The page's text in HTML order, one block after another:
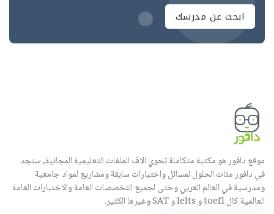
ابحث عن مدرسك
موقع دافور هو مكتبة متكاملة تحوي الاف الملفات التعليمية المجانية, ستجد
في دافور مئات الحلول لمسائل واختبارات سابقة ومشاريع لمواد جامعية
ومدرسية في العالم العربي وحتى لجميع التخصصات العامة والاختبارات العامة
العالمية كال toefl و Ielts و SAT وغيرها الكثير.